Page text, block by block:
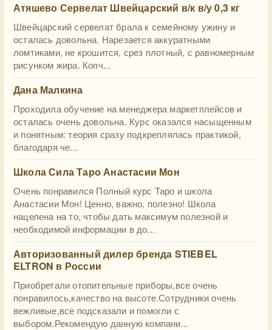
Атяшево Сервелат Швейцарский в/к в/у 0,3 кг
Швейцарский сервелат брала к семейному ужину и
осталась довольна. Нарезается аккуратными
ломтиками, не крошится, срез плотный, с равномерным
рисунком жира. Копч...
Дана Малкина
Проходила обучение на менеджера маркетплейсов и
осталась очень довольна. Курс оказался насыщенным
и понятным: теория сразу подкреплялась практикой,
благодаря че...
Школа Сила Таро Анастасии Мон
Очень понравился Полный курс Таро и школа
Анастасии Мон! Ценно, важно, полезно! Школа
нацелена на то, чтобы дать максимум полезной и
необходимой информации в до...
Авторизованный дилер бренда STIEBEL
ELTRON в России
Приобретали отопительные приборы,все очень
понравилось,качество на высоте.Сотрудники очень
вежливые,все подсказали и помогли с
выбором.Рекомендую данную компани...